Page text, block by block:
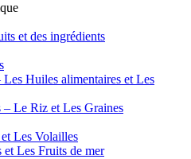
et des ingrédients
Les Huiles alimentaires et Les
– Le Riz et Les Graines
Les Volailles
et Les Fruits de mer